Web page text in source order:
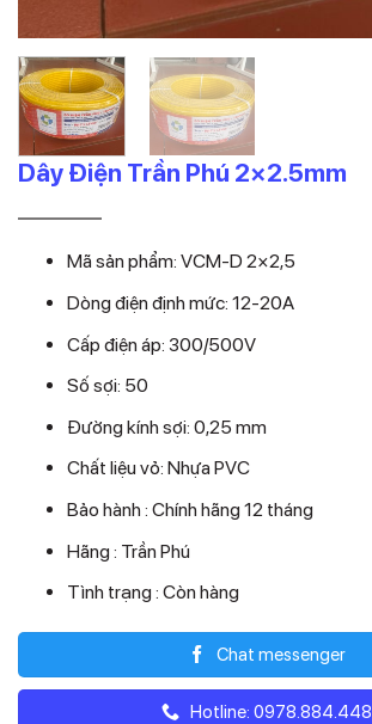
Dây Điện Trần Phú 2×2.5mm
25.740
gốc
là:
25.740₫.
tại
là:
23.400₫.
Mã sản phẩm: VCM-D 2×2,5
Dòng điện định mức: 12-20A
Cấp điện áp: 300/500V
Số sợi: 50
Đường kính sợi: 0,25 mm
Chất liệu vỏ: Nhựa PVC
Bảo hành : Chính hãng 12 tháng
Hãng : Trần Phú
Tình trạng : Còn hàng
Chat messenger
Hotline: 0978.884.448